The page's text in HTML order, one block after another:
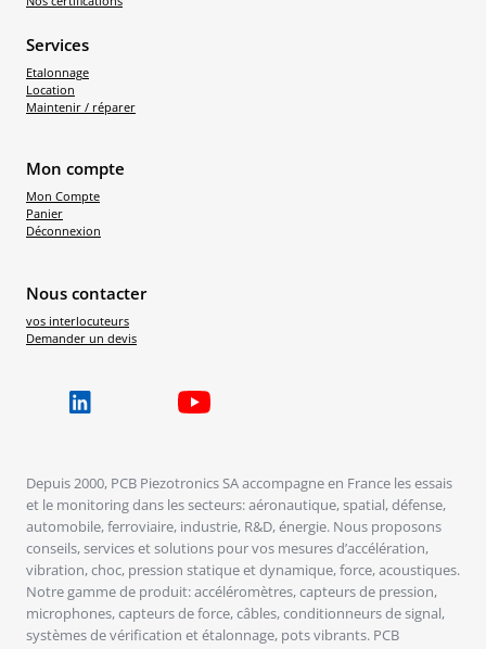
Services
Etalonnage
Location
Maintenir / réparer
Mon compte
Mon Compte
Panier
Déconnexion
Nous contacter
vos interlocuteurs
Demander un devis
Depuis 2000, PCB Piezotronics SA accompagne en France les essais
et le monitoring dans les secteurs: aéronautique, spatial, défense,
automobile, ferroviaire, industrie, R&D, énergie. Nous proposons
conseils, services et solutions pour vos mesures d’accélération,
vibration, choc, pression statique et dynamique, force, acoustiques.
Notre gamme de produit: accéléromètres, capteurs de pression,
microphones, capteurs de force, câbles, conditionneurs de signal,
systèmes de vérification et étalonnage, pots vibrants. PCB